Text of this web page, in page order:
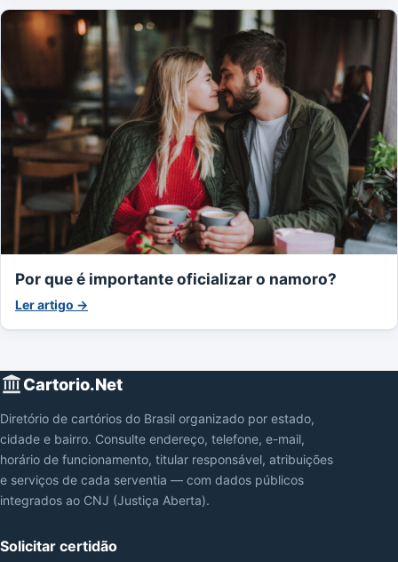
Por que é importante oficializar o namoro?
Ler artigo →
Cartorio.Net
Diretório de cartórios do Brasil organizado por estado,
cidade e bairro. Consulte endereço, telefone, e-mail,
horário de funcionamento, titular responsável, atribuições
e serviços de cada serventia — com dados públicos
integrados ao CNJ (Justiça Aberta).
Solicitar certidão